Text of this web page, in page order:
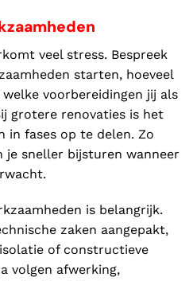
veel stress. Bespreek
starten, hoeveel
voorbereidingen jij als
grotere renovaties is het
in fases op te delen. Zo
je sneller bijsturen wanneer
is belangrijk.
zaken aangepakt,
of constructieve
volgen afwerking,